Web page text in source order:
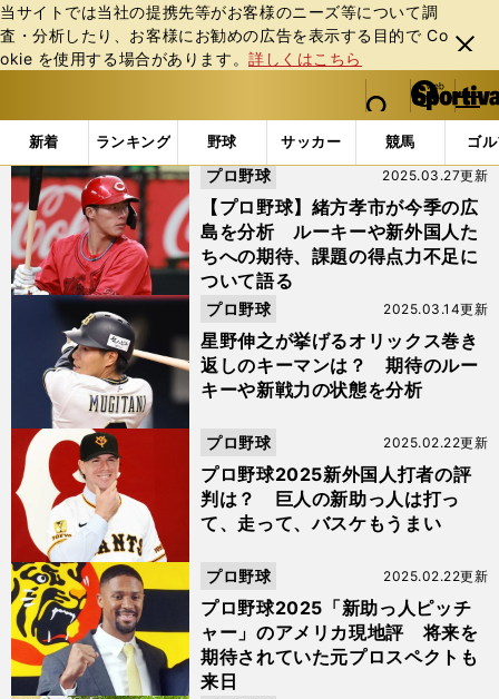
当サイトでは当社の提携先等がお客様のニーズ等について調
査・分析したり、お客様にお勧めの広告を表⽰する⽬的で Co
okie を使⽤する場合があります。詳しくはこちら
閉じ
る
web Sportiva (webスポルティーバ)
検索
マイペ
ー
ジ
メニュ
新着 ランキング 野球 サッカー 競馬 ゴ
b
ス
ポ
ル
テ
ィ
ー
バ
「#NPB」の最新ニュース・ 情報 (2ページ目)
【プロ野球】緒方孝市が今季の広
島を分析 ルーキーや新外国人た
ちへの期待、課題の得点力不足に
ついて語る
2025.03.27更新
プロ野球
星野伸之が挙げるオリックス巻き
返しのキーマンは？ 期待のルー
キーや新戦力の状態を分析
2025.03.14更新
プロ野球
プロ野球2025新外国人打者の評
判は？ 巨人の新助っ人は打っ
て、走って、バスケもうまい
2025.02.22更新
プロ野球
プロ野球2025「新助っ人ピッチ
ャー」のアメリカ現地評 将来を
期待されていた元プロスペクトも
来日
2025.02.22更新
プロ野球